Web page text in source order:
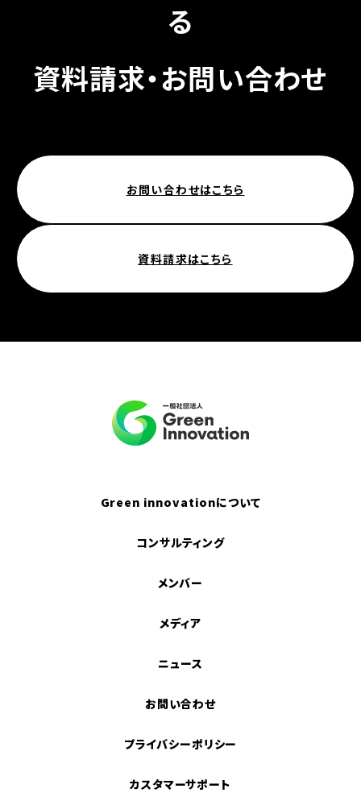
る
資料請求・お問い合わせ
お問い合わせはこちら
資料請求はこちら
Green innovationについて
コンサルティング
メンバー
メディア
ニュース
お問い合わせ
プライバシーポリシー
カスタマーサポート